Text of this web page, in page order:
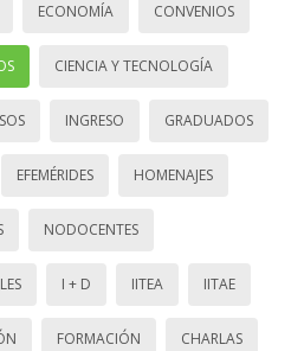
ECONOMÍA CONVENIOS
CIENCIA Y TECNOLOGÍA
INGRESO GRADUADOS
EFEMÉRIDES HOMENAJES
NODOCENTES
I + D IITEA IITAE
FORMACIÓN CHARLAS